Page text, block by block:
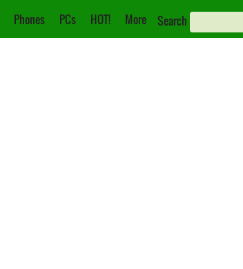
Phones PCs HOT! More Search